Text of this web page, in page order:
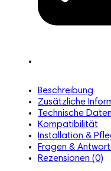
Beschreibung
Zusätzliche
Technische Daten
Kompatibilität
Installation &
Fragen &
Rezensionen (0)